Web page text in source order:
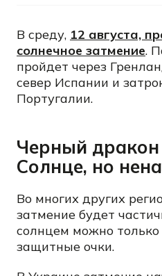
В среду, 12 августа,
солнечное затмение.
пройдет через
север Испании и
Португалии.
Черный дракон
Солнце, но
Во многих других
затмение будет
солнцем можно
защитные очки.